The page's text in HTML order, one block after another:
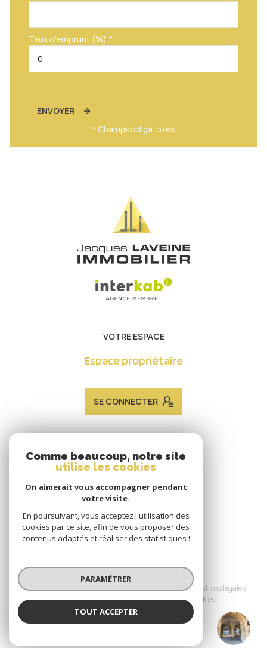
Taux d'emprunt (%) *
ENVOYER
* Champs obligatoires
JACQUES LAVEINE IMMOBILIER METZ
VOTRE ESPACE
Espace propriétaire
SE CONNECTER
ADHÉRENTS
Nous adhérons
Nos honoraires
Nos partenaires
Mentions légales
Admin
Politique RGPD Cookies
Réalisé par :
Comme beaucoup, notre site
utilise les cookies
On aimerait vous accompagner pendant
votre visite.
En poursuivant, vous acceptez l'utilisation des
cookies par ce site, afin de vous proposer des
contenus adaptés et réaliser des statistiques !
PARAMÉTRER
TOUT ACCEPTER